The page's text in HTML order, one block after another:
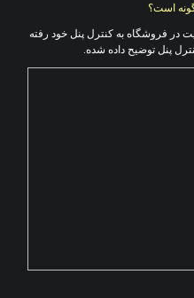
است؟
در فروشگاه به کنترل پنل خود رفته
پنل توضیح داده شده